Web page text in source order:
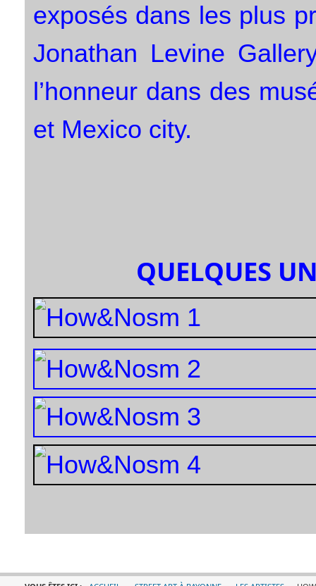
exposés dans les plus
Jonathan Levine
l’honneur dans des
et Mexico city.
QUELQUES